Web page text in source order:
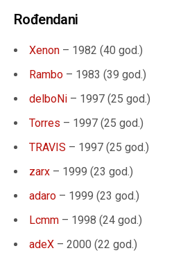
Rođendani
Xenon – 1982 (40 god.)
Rambo – 1983 (39 god.)
delboNi – 1997 (25 god.)
Torres – 1997 (25 god.)
TRAVIS – 1997 (25 god.)
zarx – 1999 (23 god.)
adaro – 1999 (23 god.)
Lcmm – 1998 (24 god.)
adeX – 2000 (22 god.)